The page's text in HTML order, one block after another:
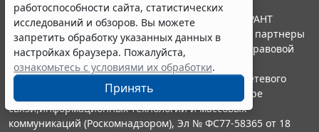
работоспособности сайта, статистических
исследований и обзоров. Вы можете
запретить обработку указанных данных в
настройках браузера. Пожалуйста,
ознакомьтесь с условиями их обработки.
Принять
© ООО "НПП "ГАРАНТ-СЕРВИС", 2026. Система ГАРАНТ
выпускается с 1990 года. Компания "Гарант" и ее партнеры
являются участниками Российской ассоциации правовой
информации ГАРАНТ.
Портал ГАРАНТ.РУ зарегистрирован в качестве сетевого
издания Федеральной службой по надзору в сфере
связи,информационных технологий и массовых
коммуникаций (Роскомнадзором), Эл № ФС77-58365 от 18